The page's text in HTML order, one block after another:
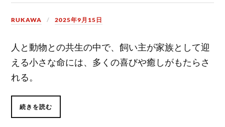
RUKAWA 2025年9月15日
人と動物との共生の中で、飼い主が家族として迎
える小さな命には、多くの喜びや癒しがもたらさ
れる。
続きを読む